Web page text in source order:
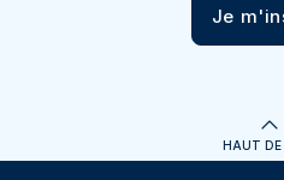
Je
HAUT DE